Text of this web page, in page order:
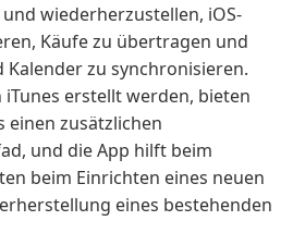
wiederherzustellen, iOS-
Käufe zu übertragen und
zu synchronisieren.
iTunes erstellt werden, bieten
einen zusätzlichen
und die App hilft beim
beim Einrichten eines neuen
eines bestehenden